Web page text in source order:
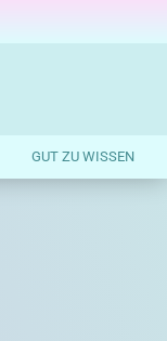
GUT ZU WISSEN